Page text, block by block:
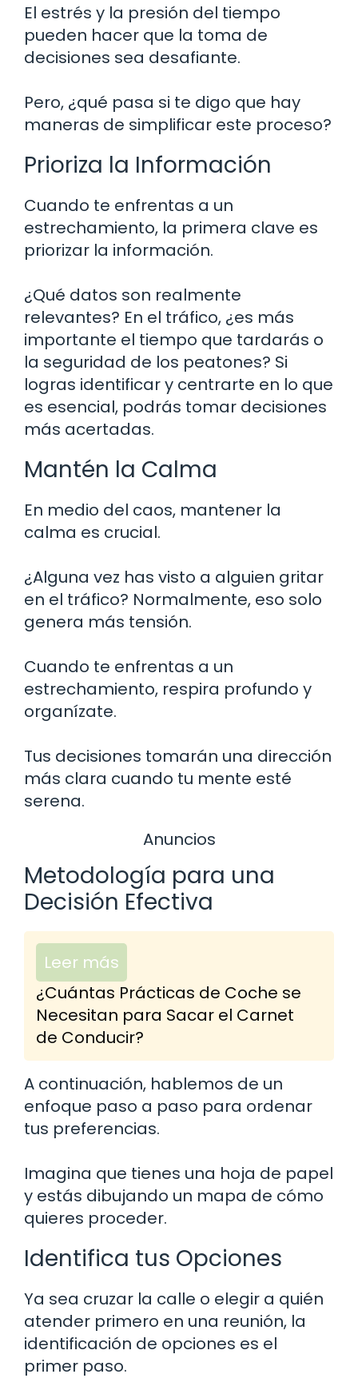
El estrés y la presión del tiempo
pueden hacer que la toma de
decisiones sea desafiante.
Pero, ¿qué pasa si te digo que hay
maneras de simplificar este proceso?
Prioriza la Información
Cuando te enfrentas a un
estrechamiento, la primera clave es
priorizar la información.
¿Qué datos son realmente
relevantes? En el tráfico, ¿es más
importante el tiempo que tardarás o
la seguridad de los peatones? Si
logras identificar y centrarte en lo que
es esencial, podrás tomar decisiones
más acertadas.
Mantén la Calma
En medio del caos, mantener la
calma es crucial.
¿Alguna vez has visto a alguien gritar
en el tráfico? Normalmente, eso solo
genera más tensión.
Cuando te enfrentas a un
estrechamiento, respira profundo y
organízate.
Tus decisiones tomarán una dirección
más clara cuando tu mente esté
serena.
Anuncios
Metodología para una
Decisión Efectiva
Leer más
¿Cuántas Prácticas de Coche se
Necesitan para Sacar el Carnet
de Conducir?
A continuación, hablemos de un
enfoque paso a paso para ordenar
tus preferencias.
Imagina que tienes una hoja de papel
y estás dibujando un mapa de cómo
quieres proceder.
Identifica tus Opciones
Ya sea cruzar la calle o elegir a quién
atender primero en una reunión, la
identificación de opciones es el
primer paso.